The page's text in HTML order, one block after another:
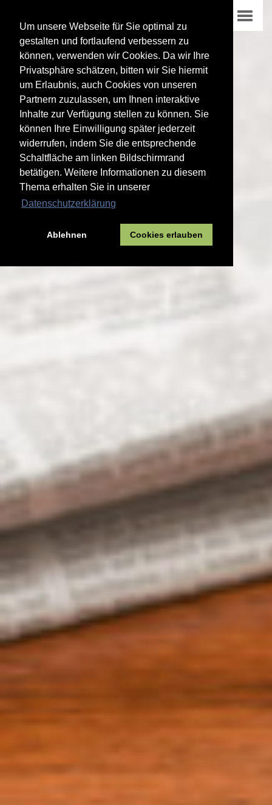
Um unsere Webseite für Sie optimal zu
gestalten und fortlaufend verbessern zu
können, verwenden wir Cookies. Da wir Ihre
Privatsphäre schätzen, bitten wir Sie hiermit
um Erlaubnis, auch Cookies von unseren
Partnern zuzulassen, um Ihnen interaktive
Inhalte zur Verfügung stellen zu können. Sie
können Ihre Einwilligung später jederzeit
widerrufen, indem Sie die entsprechende
Schaltfläche am linken Bildschirmrand
betätigen. Weitere Informationen zu diesem
Thema erhalten Sie in unserer
Datenschutzerklärung
Ablehnen Cookies erlauben